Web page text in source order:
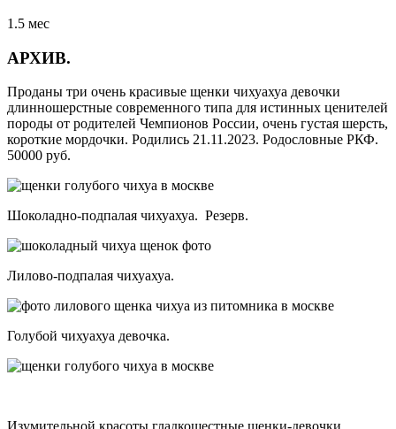
1.5 мес
АРХИВ.
Проданы три очень красивые щенки чихуахуа девочки
длинношерстные современного типа для истинных ценителей
породы от родителей Чемпионов России, очень густая шерсть,
короткие мордочки. Родились 21.11.2023. Родословные РКФ.
50000 руб.
Шоколадно-подпалая чихуахуа. Резерв.
Лилово-подпалая чихуахуа.
Голубой чихуахуа девочка.